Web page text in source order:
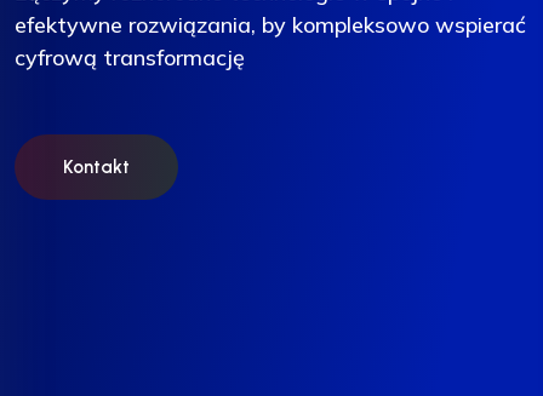
efektywne rozwiązania, by kompleksowo wspierać
cyfrową transformację
Kontakt
efektywne rozwiązania, by kompleksowo wspierać
cyfrową transformację
Kontakt
efektywne rozwiązania, by kompleksowo wspierać
cyfrową transformację
Kontakt